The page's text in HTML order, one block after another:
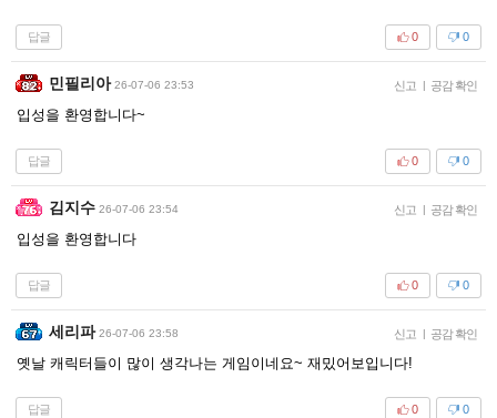
답글 0
0
민필리아 26-07-06 23:53 신고 | 공감 확인
입성을 환영합니다~
답글 0
0
김지수 26-07-06 23:54 신고 | 공감 확인
입성을 환영합니다
답글 0
0
세리파 26-07-06 23:58 신고 | 공감 확인
옛날 캐릭터들이 많이 생각나는 게임이네요~ 재밌어보입니다!
답글 0
0